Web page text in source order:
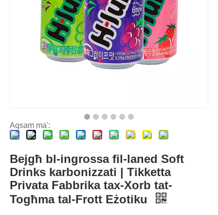
Aqsam ma':
Bejgħ bl-ingrossa fil-laned Soft
Drinks karbonizzati | Tikketta
Privata Fabbrika tax-Xorb tat-
Togħma tal-Frott Eżotiku